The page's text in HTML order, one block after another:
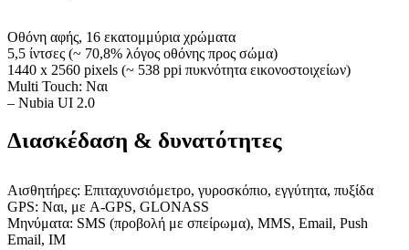
Οθόνη αφής, 16 εκατομμύρια χρώματα
5,5 ίντσες (~ 70,8% λόγος οθόνης προς σώμα)
1440 x 2560 pixels (~ 538 ppi πυκνότητα εικονοστοιχείων)
Multi Touch: Ναι
– Nubia UI 2.0
Διασκέδαση & δυνατότητες
Αισθητήρες: Επιταχυνσιόμετρο, γυροσκόπιο, εγγύτητα, πυξίδα
GPS: Ναι, με A-GPS, GLONASS
Μηνύματα: SMS (προβολή με σπείρωμα), MMS, Email, Push
Email, IM